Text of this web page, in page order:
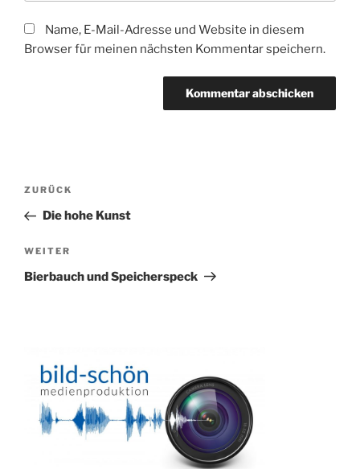
Name, E-Mail-Adresse und Website in diesem
Browser für meinen nächsten Kommentar speichern.
Beitragsnavigation
Vorheriger
Beitrag
ZURÜCK
Die hohe Kunst
Nächster
Beitrag
WEITER
Bierbauch und Speicherspeck